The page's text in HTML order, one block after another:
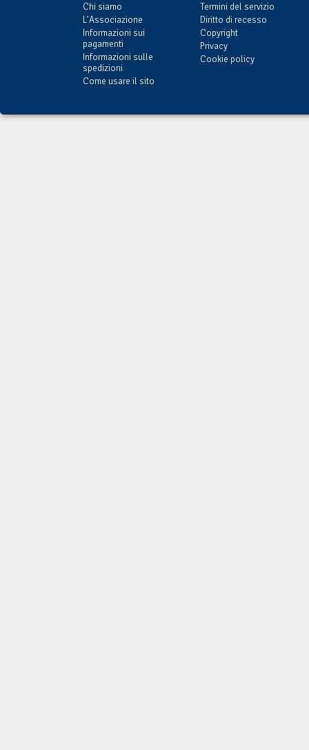
Chi siamo
L'Associazione
Informazioni sui
pagamenti
Informazioni sulle
spedizioni
Come usare il sito
Termini del servizio
Diritto di recesso
Copyright
Privacy
Cookie policy